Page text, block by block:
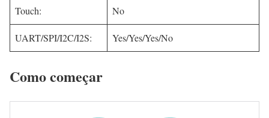
Touch: No
UART/SPI/I2C/I2S: Yes/Yes/Yes/No
Como começar